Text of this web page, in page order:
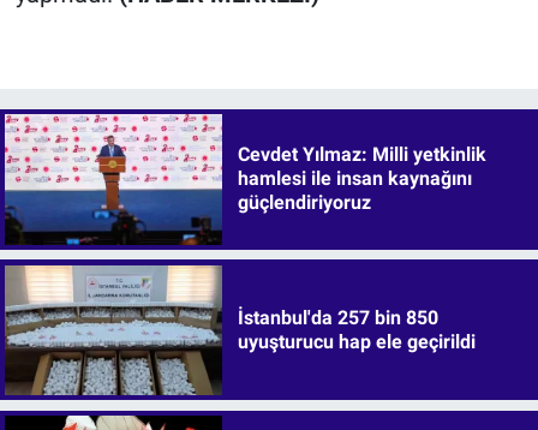
Cevdet Yılmaz: Milli yetkinlik
hamlesi ile insan kaynağını
güçlendiriyoruz
İstanbul'da 257 bin 850
uyuşturucu hap ele geçirildi